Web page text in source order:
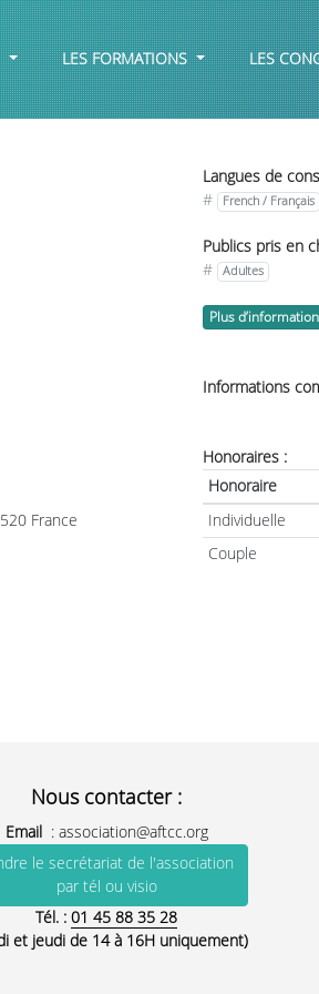
LES FORMATIONS LES
France
Langues de
#
French / Français
Publics pris en
#
Adultes
Plus
Informations
Honoraires :
Honoraire
Individuelle
Couple
Nous contacter :
Email : association@aftcc.org
le secrétariat de l'association
par tél ou visio
Tél. : 01 45 88 35 28
et jeudi de 14 à 16H uniquement)